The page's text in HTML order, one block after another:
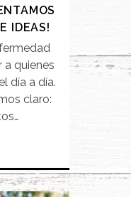
IDEAS!
a quienes
día a día.
claro: